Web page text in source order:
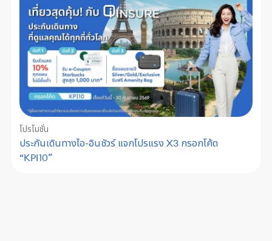
โปรโมชั่น
ประกันเดินทางไอ-อินชัวร์ แจกโปรแรง X3 กรอกโค้ด
“KPI10”